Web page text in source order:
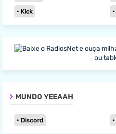
Kick
MUNDO YEEAAH
Discord